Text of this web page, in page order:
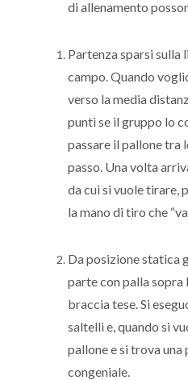
di allenamento
Partenza sparsi sulla
campo. Quando
verso la media
punti se il gruppo lo
passare il pallone tra
passo. Una volta
da cui si vuole tirare,
la mano di tiro che
Da posizione statica
parte con palla sopra
braccia tese. Si
saltelli e, quando si
pallone e si trova
congeniale.